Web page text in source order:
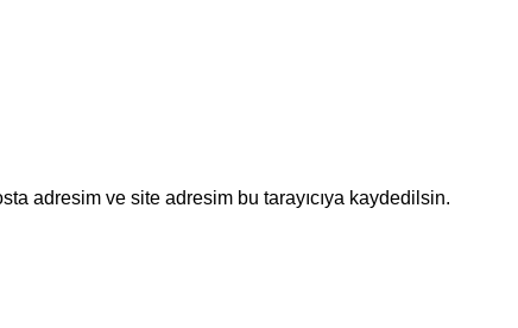
adresim ve site adresim bu tarayıcıya kaydedilsin.